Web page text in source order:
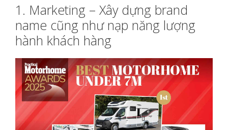
1. Marketing – Xây dựng brand
name cũng như nạp năng lượng
hành khách hàng